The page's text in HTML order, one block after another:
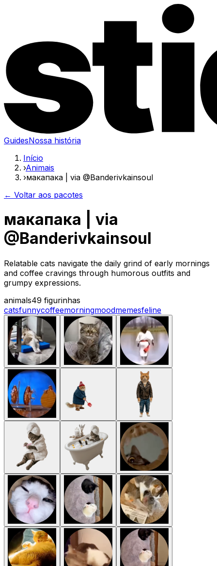
GuidesNossa história
Início
›Animais
›макапака | via @Banderivkainsoul
← Voltar aos pacotes
макапака | via
@Banderivkainsoul
Relatable cats navigate the daily grind of early mornings
and coffee cravings through humorous outfits and
grumpy expressions.
animals49 figurinhas
catsfunnycoffeemorningmoodmemesfeline